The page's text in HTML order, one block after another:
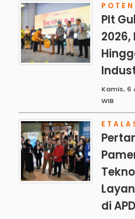
Plt
Kamis, 6
WIB
di